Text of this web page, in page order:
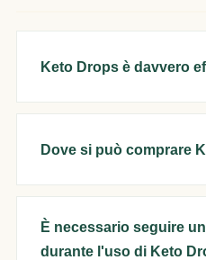
Keto Drops è davvero
Dove si può comprare
È necessario seguire
durante l'uso di Keto